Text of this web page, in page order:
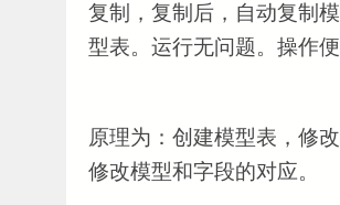
复制，复制后，自动复制
型表。运行无问题。操作
原理为：创建模型表，修
修改模型和字段的对应。